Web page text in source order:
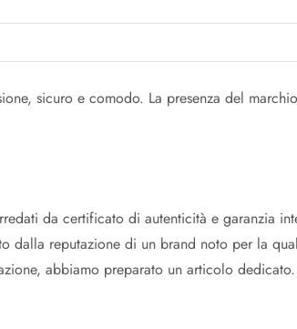
sicuro e comodo. La presenza del
da certificato di autenticità e garanzia
dalla reputazione di un brand noto per la
abbiamo preparato un articolo dedicato.